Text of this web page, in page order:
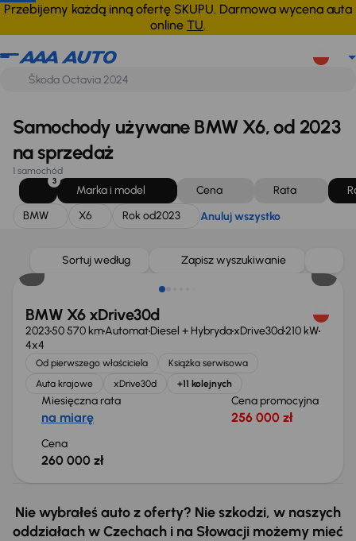
Przebijemy każdą inną ofertę SKUPU. Darmowa wycena auta
online TU.
BMW X6 Rok od2023 Anuluj wszystko
Samochody używane BMW X6, od 2023
na sprzedaż
1 samochód
3
Marka i model Cena Rata
BMW
X6 Rok od2023 Anuluj wszystko
Sortuj według Zapisz wyszukiwanie
BMW X6 xDrive30d
202350 570 kmAutomatDiesel + HybrydaxDrive30d210 kW
4x4
Od pierwszego właściciela
Książka serwisowa
Auta krajowe
xDrive30d +11 kolejnych
Miesięczna rata
na miarę
Cena promocyjna
256 000 zł
Cena
260 000 zł
Nie wybrałeś auto z oferty? Nie szkodzi, w naszych
oddziałach w Czechach i na Słowacji możemy mieć